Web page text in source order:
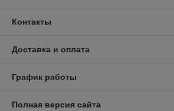
Контакты
Доставка и оплата
График работы
Полная версия сайта